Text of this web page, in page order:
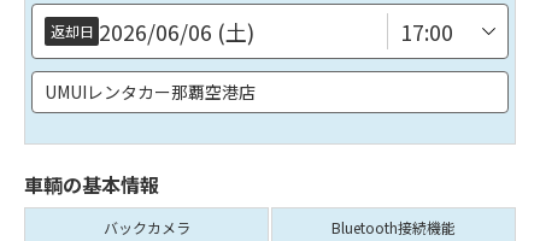
す。
万が一飛行機に乗り遅れた際の責任は負いかねますのでご了承ください。
【ご予約後の流れ】
下記リンクからセルフチェックインの対応も可能です↓
https://u-mui.com/check-in/
※ご案内メールに関してですがお客様にメールが到着後1週間以内にご対
返却日 2026/06/06 (土)
UMUIレンタカー那覇空港店
車輌の基本情報
バックカメラ Bluetooth接続機能